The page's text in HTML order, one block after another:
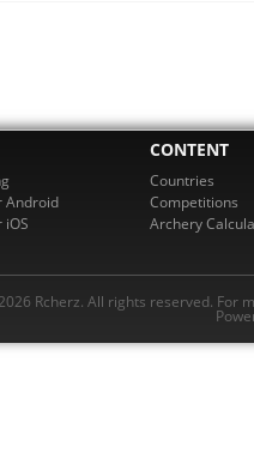
Android
iOS
CONTENT
Countries
Competitions
Archery
Rcherz. All rights reserved. For